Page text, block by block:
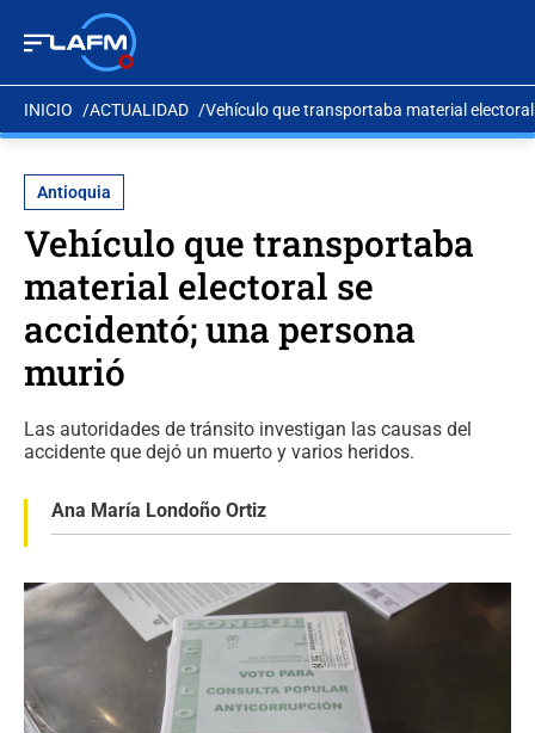
INICIO ACTUALIDAD Vehículo que transportaba material
Antioquia
Vehículo que transportaba
material electoral se
accidentó; una persona
murió
Las autoridades de tránsito investigan las causas del
accidente que dejó un muerto y varios heridos.
Ana María Londoño Ortiz